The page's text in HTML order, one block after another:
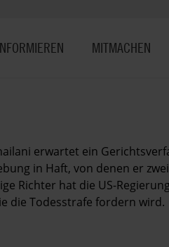
MITMACHEN
erwartet ein
in Haft, von denen er
Richter hat die US-
die Todesstrafe fordern wird.